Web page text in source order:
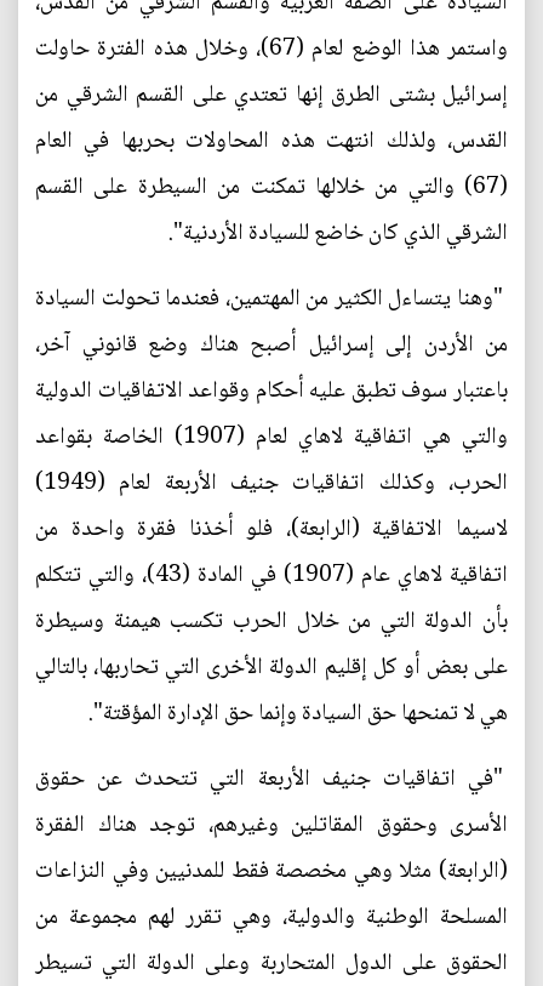
واستمر هذا الوضع لعام (67)، وخلال هذه الفترة حاولت
إسرائيل بشتى الطرق إنها تعتدي على القسم الشرقي من
القدس، ولذلك انتهت هذه المحاولات بحربها في العام
(67) والتي من خلالها تمكنت من السيطرة على القسم
الشرقي الذي كان خاضع للسيادة الأردنية".
"وهنا يتساءل الكثير من المهتمين، فعندما تحولت السيادة
من الأردن إلى إسرائيل أصبح هناك وضع قانوني آخر،
باعتبار سوف تطبق عليه أحكام وقواعد الاتفاقيات الدولية
والتي هي اتفاقية لاهاي لعام (1907) الخاصة بقواعد
الحرب، وكذلك اتفاقيات جنيف الأربعة لعام (1949)
لاسيما الاتفاقية (الرابعة)، فلو أخذنا فقرة واحدة من
اتفاقية لاهاي عام (1907) في المادة (43)، والتي تتكلم
بأن الدولة التي من خلال الحرب تكسب هيمنة وسيطرة
على بعض أو كل إقليم الدولة الأخرى التي تحاربها، بالتالي
هي لا تمنحها حق السيادة وإنما حق الإدارة المؤقتة".
"في اتفاقيات جنيف الأربعة التي تتحدث عن حقوق
الأسرى وحقوق المقاتلين وغيرهم، توجد هناك الفقرة
(الرابعة) مثلا وهي مخصصة فقط للمدنيين وفي النزاعات
المسلحة الوطنية والدولية، وهي تقرر لهم مجموعة من
الحقوق على الدول المتحاربة وعلى الدولة التي تسيطر